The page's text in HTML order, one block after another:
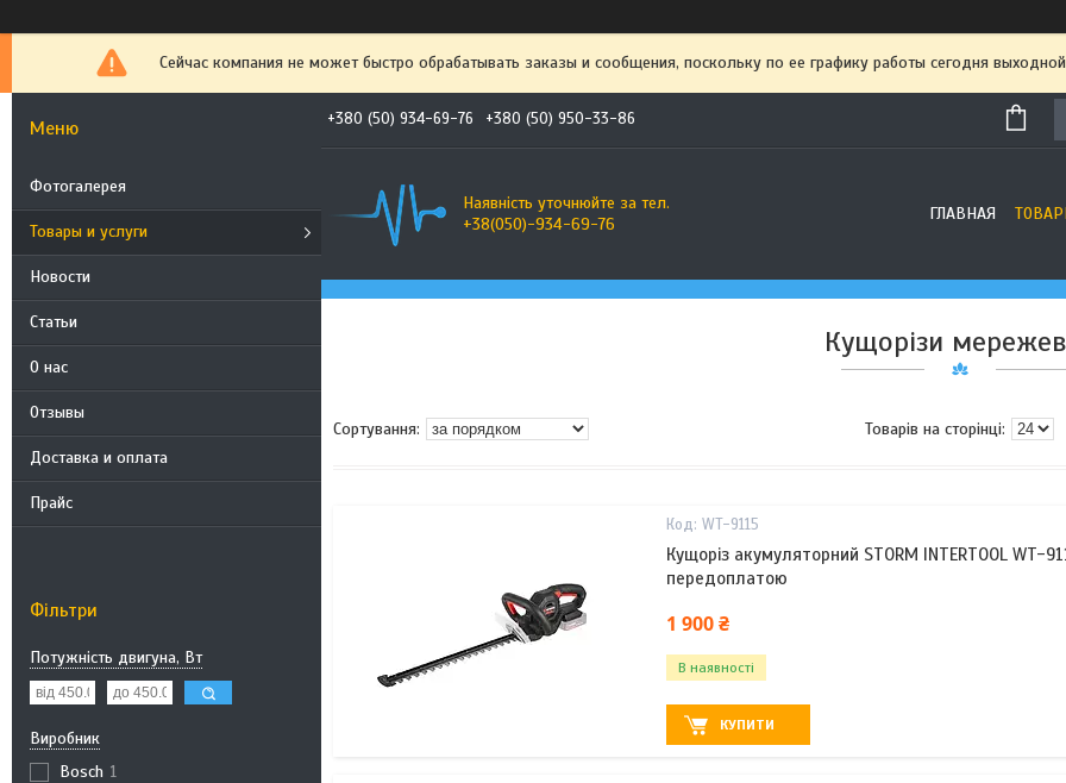
Сейчас компания не может быстро обрабатывать заказы и сообщения, поскольку по ее графику работы сегодня
Фотогалерея
Товары и услуги
Новости
Статьи
О нас
Отзывы
Доставка и оплата
Прайс
Фільтри
Потужність двигуна, Вт
Виробник
Bosch 1
+380 (50) 934-69-76 +380 (50) 950-33-86
Наявність уточнюйте за тел.
+38(050)-934-69-76
ГЛАВНАЯ
Кущорізи
WT-9115
Кущоріз акумуляторний STORM INTERTOOL
передоплатою
1 900 ₴
В наявності
КУПИТИ